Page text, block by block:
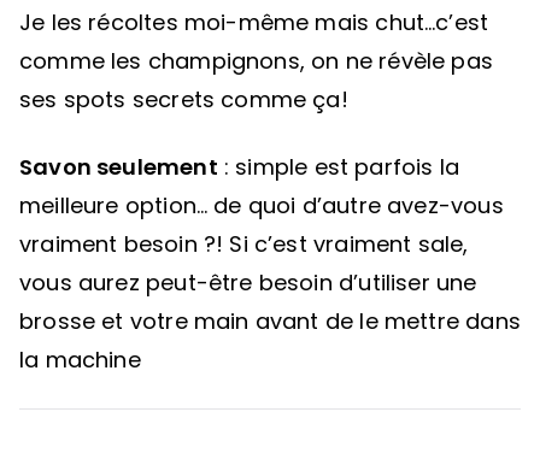
Je les récoltes moi-même mais chut…c’est
comme les champignons, on ne révèle pas
ses spots secrets comme ça!
Savon seulement : simple est parfois la
meilleure option… de quoi d’autre avez-vous
vraiment besoin ?! Si c’est vraiment sale,
vous aurez peut-être besoin d’utiliser une
brosse et votre main avant de le mettre dans
la machine